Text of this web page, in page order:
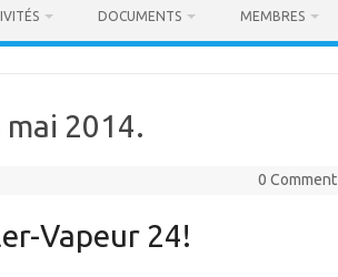
DOCUMENTS MEMBRES
mai 2014.
0 Comment
Vapeur 24!